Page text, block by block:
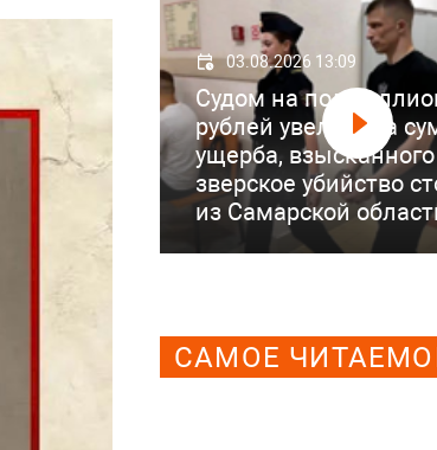
03.08.2026 13:09
Судом на
рублей увеличена
ущерба, взысканного
зверское убийство
из Самарской
САМОЕ